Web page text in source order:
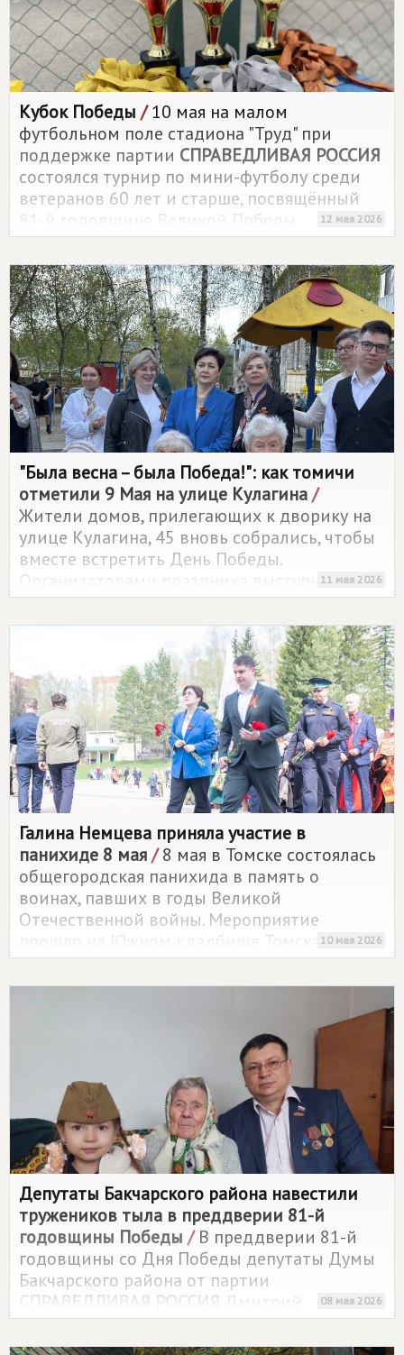
Кубок Победы /10 мая на малом
футбольном поле стадиона "Труд" при
поддержке партии СПРАВЕДЛИВАЯ РОССИЯ
состоялся турнир по мини-футболу среди
ветеранов 60 лет и старше, посвящённый
81-й годовщине Великой Победы.
12 мая 2026
"Была весна – была Победа!": как томичи
отметили 9 Мая на улице Кулагина/
Жители домов, прилегающих к дворику на
улице Кулагина, 45 вновь собрались, чтобы
вместе встретить День Победы.
Организаторами праздника выступили
депутаты партииСПРАВЕДЛИВАЯ РОССИЯ
Галина Немцева и Татьяна Славкина
совместно с активистами ТОСов
"Цветочный" и "Уютный дворик".
11 мая 2026
Галина Немцева приняла участие в
панихиде 8 мая/8 мая в Томске состоялась
общегородская панихида в память о
воинах, павших в годы Великой
Отечественной войны. Мероприятие
прошло на Южном кладбище Томска.10 мая 2026
Депутаты Бакчарского района навестили
тружеников тыла в преддверии 81-й
годовщины Победы /В преддверии 81-й
годовщины со Дня Победы депутаты Думы
Бакчарского района от партии
СПРАВЕДЛИВАЯ РОССИЯ Дмитрий
Мирошников и Александр Паныч посетили
тружеников тыла, проживающих в
08 мая 2026